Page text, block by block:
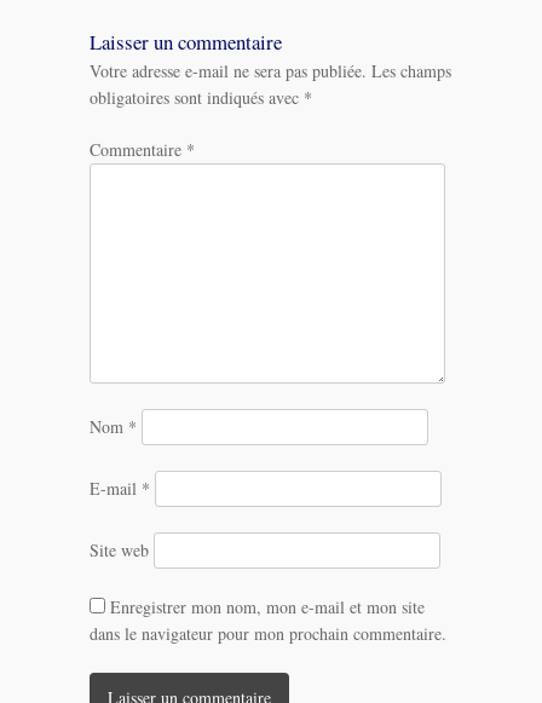
Laisser un commentaire
Votre adresse e-mail ne sera pas publiée. Les champs
obligatoires sont indiqués avec *
Commentaire *
Nom *
E-mail *
Site web
Enregistrer mon nom, mon e-mail et mon site
dans le navigateur pour mon prochain commentaire.